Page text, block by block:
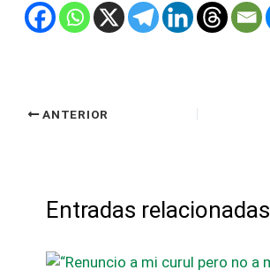
ANTERIOR
Entradas relacionadas